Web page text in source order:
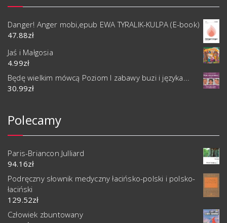
Danger! Anger mobi,epub EWA TYRALIK-KULPA (E-book)
47.88zł
Jaś i Małgosia
4.99zł
Będę wielkim mówcą Poziom I zabawy buzi i języka...
30.99zł
Polecamy
Paris-Briancon Julliard
94.16zł
Podręczny słownik medyczny łacińsko-polski i polsko-
łaciński
129.52zł
Człowiek zbuntowany